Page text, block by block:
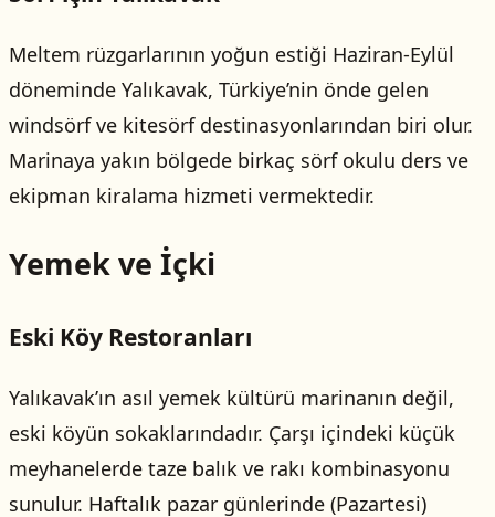
Meltem rüzgarlarının yoğun estiği Haziran-Eylül
döneminde Yalıkavak, Türkiye’nin önde gelen
windsörf ve kitesörf destinasyonlarından biri olur.
Marinaya yakın bölgede birkaç sörf okulu ders ve
ekipman kiralama hizmeti vermektedir.
Yemek ve İçki
Eski Köy Restoranları
Yalıkavak’ın asıl yemek kültürü marinanın değil,
eski köyün sokaklarındadır. Çarşı içindeki küçük
meyhanelerde taze balık ve rakı kombinasyonu
sunulur. Haftalık pazar günlerinde (Pazartesi)